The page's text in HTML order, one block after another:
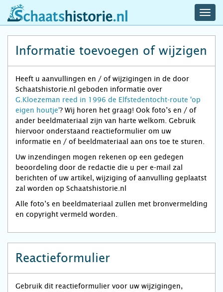
schaatshistorie.nl
Informatie toevoegen of wijzigen
Heeft u aanvullingen en / of wijzigingen in de door
Schaatshistorie.nl geboden informatie over
G.Kloezeman reed in 1996 de Elfstedentocht-route 'op
eigen houtje'? Wij horen het graag! Ook foto’s en / of
ander beeldmateriaal zijn van harte welkom. Gebruik
hiervoor onderstaand reactieformulier om uw
informatie en / of beeldmateriaal aan ons toe te sturen.
Uw inzendingen mogen rekenen op een gedegen
beoordeling door de redactie die u per e-mail zal
berichten of uw artikel, wijziging of aanvulling geplaatst
zal worden op Schaatshistorie.nl
Alle foto’s en beeldmateriaal zullen met bronvermelding
en copyright vermeld worden.
Reactieformulier
Gebruik dit reactieformulier voor uw wijzigingen,